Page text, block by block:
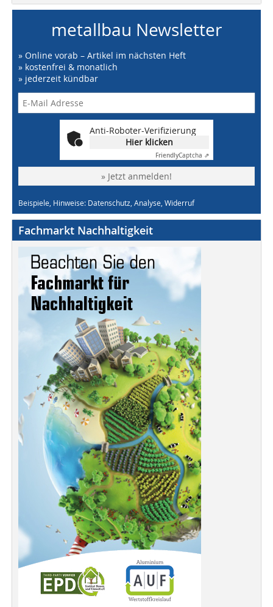
metallbau Newsletter
» Online vorab – Artikel im nächsten Heft
» kostenfrei & monatlich
» jederzeit kündbar
Anti-Roboter-Verifizierung
Hier klicken
FriendlyCaptcha ⇗
» Jetzt anmelden!
Beispiele, Hinweise: Datenschutz, Analyse, Widerruf
Fachmarkt Nachhaltigkeit